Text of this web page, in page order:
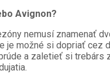
Avignon?
nemusí znamenať
je možné si dopriať
a zaletieť si trebárs